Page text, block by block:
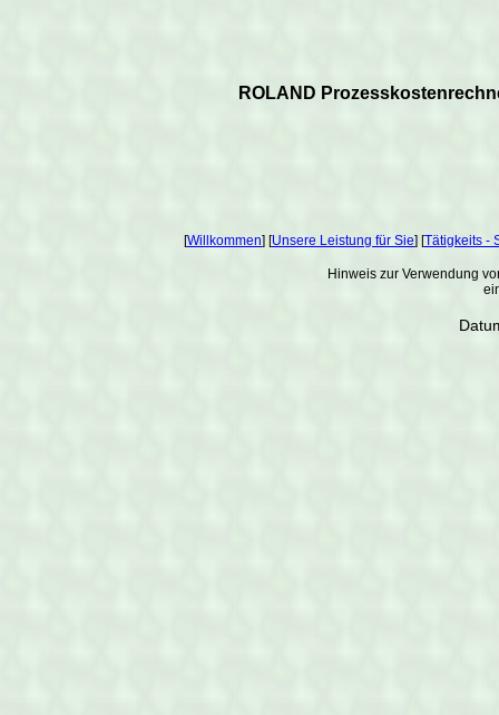
ROLAND
[Willkommen] [Unsere Leistung für Sie] [Tätigkeits -
Hinweis zur Verwendung